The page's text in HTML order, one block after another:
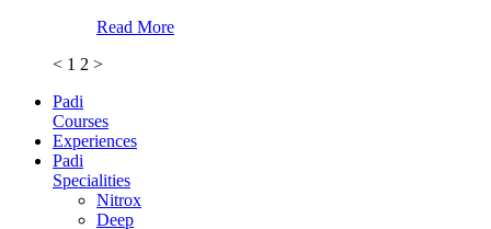
Read More
< 1 2 >
Padi
Courses
Experiences
Padi
Specialities
Nitrox
Deep